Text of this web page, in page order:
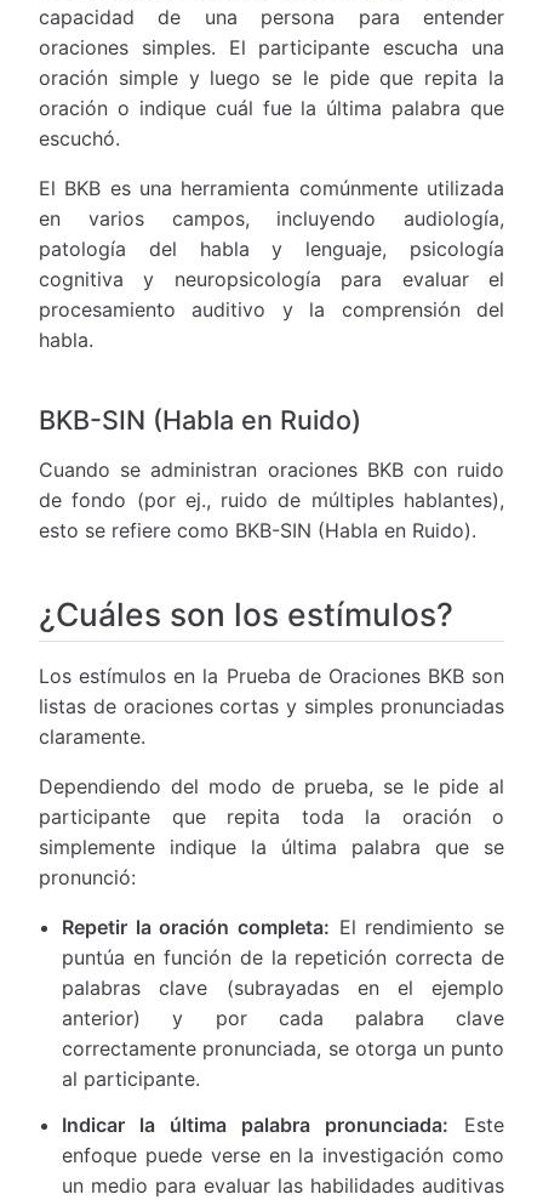
capacidad de una persona para entender
oraciones simples. El participante escucha una
oración simple y luego se le pide que repita la
oración o indique cuál fue la última palabra que
escuchó.
El BKB es una herramienta comúnmente utilizada
en varios campos, incluyendo audiología,
patología del habla y lenguaje, psicología
cognitiva y neuropsicología para evaluar el
procesamiento auditivo y la comprensión del
habla.
BKB-SIN (Habla en Ruido)
Cuando se administran oraciones BKB con ruido
de fondo (por ej., ruido de múltiples hablantes),
esto se refiere como BKB-SIN (Habla en Ruido).
¿Cuáles son los estímulos?
Los estímulos en la Prueba de Oraciones BKB son
listas de oraciones cortas y simples pronunciadas
claramente.
Dependiendo del modo de prueba, se le pide al
participante que repita toda la oración o
simplemente indique la última palabra que se
pronunció:
Repetir la oración completa: El rendimiento se
puntúa en función de la repetición correcta de
palabras clave (subrayadas en el ejemplo
anterior) y por cada palabra clave
correctamente pronunciada, se otorga un punto
al participante.
Indicar la última palabra pronunciada: Este
enfoque puede verse en la investigación como
un medio para evaluar las habilidades auditivas